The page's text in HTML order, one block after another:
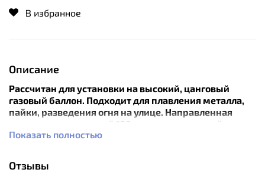
В избранное
Описание
Рассчитан для установки на высокий, цанговый
газовый баллон. Подходит для плавления металла,
пайки, разведения огня на улице. Направленная
газовая струя длинной 120мм с температурой около
1200°С.
Пьезоподжиг не предусмотрен.
Пъезоэлемент: нет.
Показать полностью
Отзывы